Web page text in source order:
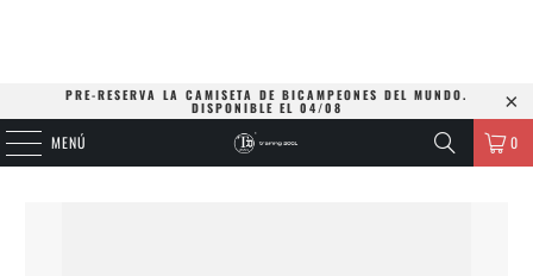
PRE-RESERVA LA CAMISETA DE BICAMPEONES DEL MUNDO.
DISPONIBLE EL 04/08
MENÚ 0